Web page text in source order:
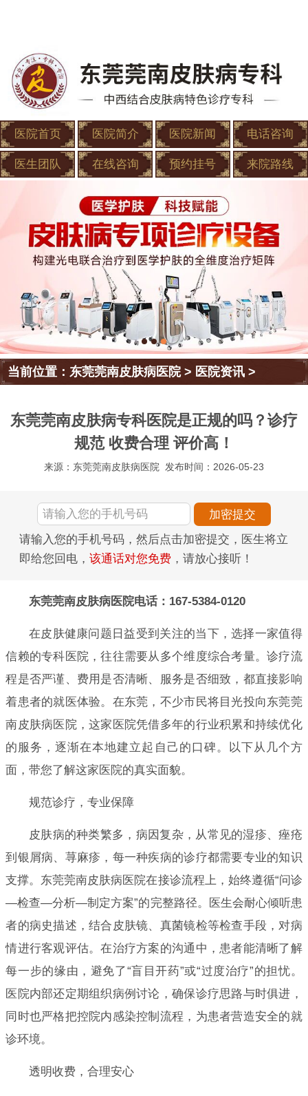
医院首页 医院简介 医院新闻 电话咨询
医生团队 在线咨询 预约挂号 来院路线
当前位置：东莞莞南皮肤病医院> 医院资讯 >
东莞莞南皮肤病专科医院是正规的吗？诊疗
规范 收费合理 评价高！
来源：东莞莞南皮肤病医院 发布时间：2026-05-23
请输入您的手机号码，然后点击加密提交，医生将立
即给您回电， 该通话对您免费 ，请放心接听！
东莞莞南皮肤病医院电话：167-5384-0120
在皮肤健康问题日益受到关注的当下，选择一家值得
信赖的专科医院，往往需要从多个维度综合考量。诊疗流
程是否严谨、费用是否清晰、服务是否细致，都直接影响
着患者的就医体验。在东莞，不少市民将目光投向东莞莞
南皮肤病医院，这家医院凭借多年的行业积累和持续优化
的服务，逐渐在本地建立起自己的口碑。以下从几个方
面，带您了解这家医院的真实面貌。
规范诊疗，专业保障
皮肤病的种类繁多，病因复杂，从常见的湿疹、痤疮
到银屑病、荨麻疹，每一种疾病的诊疗都需要专业的知识
支撑。东莞莞南皮肤病医院在接诊流程上，始终遵循“问诊
—检查—分析—制定方案”的完整路径。医生会耐心倾听患
者的病史描述，结合皮肤镜、真菌镜检等检查手段，对病
情进行客观评估。在治疗方案的沟通中，患者能清晰了解
每一步的缘由，避免了“盲目开药”或“过度治疗”的担忧。
医院内部还定期组织病例讨论，确保诊疗思路与时俱进，
同时也严格把控院内感染控制流程，为患者营造安全的就
诊环境。
透明收费，合理安心